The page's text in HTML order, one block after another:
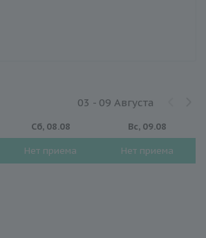
03 - 09 Августа
Сб, 08.08
Нет приема
Вс, 09.08
Нет приема